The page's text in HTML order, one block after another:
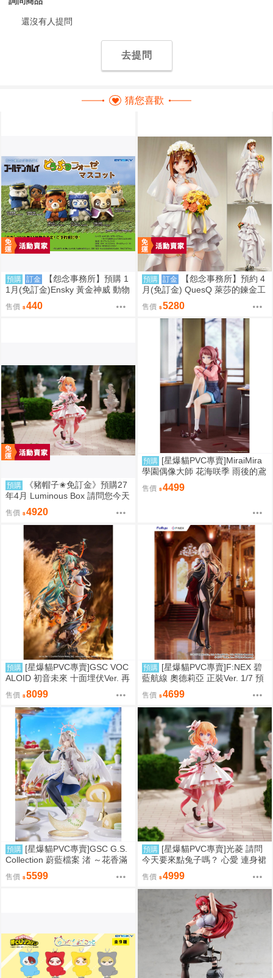
還沒有人提問
去提問
猜您喜歡
預購 訂金
【怨念事務所】預購 1
1月(免訂金)Ensky 黃金神威 動物
模樣坐姿娃吊飾 布偶 第1彈 6款
分售 三次再販 0816
售價 440
預購 訂金
【怨念事務所】預約 4
月(免訂金) QuesQ 萊莎的鍊金工
房 萊莎琳 斯托特 婚紗禮服Ver 1/
7 1025
售價 5280
預購
《豬帽子✬免訂金》預購27
年4月 Luminous Box 請問您今天
要來點兔子嗎？ 心愛 禮服Ver 1/
7 0906
售價 4920
預購 [星爆貓PVC專賣]MiraiMira
學園偶像大師 花海咲季 雨後的鳶
尾花 特訓前Ver. 1/7 預計2027/07
到貨
售價 4499
預購 [星爆貓PVC專賣]GSC VOC
ALOID 初音未來 十面埋伏Ver. 再
版 預計2027/10到貨
售價 8099
預購 [星爆貓PVC專賣]F:NEX 碧
藍航線 奧德莉亞 正裝Ver. 1/7 預
計2027/06到貨
售價 4699
預購 [星爆貓PVC專賣]GSC G.S.
Collection 蔚藍檔案 渚 ～花香滿
溢的微笑～ 預計2027/12到貨
售價 5599
預購 [星爆貓PVC專賣]光菱 請問
今天要來點兔子嗎？ 心愛 連身裙
Ver. 預計2027/08到貨
售價 4999